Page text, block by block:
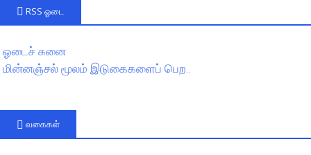
RSS ஓடை
ஓடைச் சுனை
மின்னஞ்சல் மூலம் இடுகைகளைப் பெற..
வகைகள்